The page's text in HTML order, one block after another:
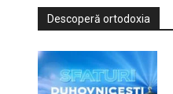
Descoperă ortodoxia